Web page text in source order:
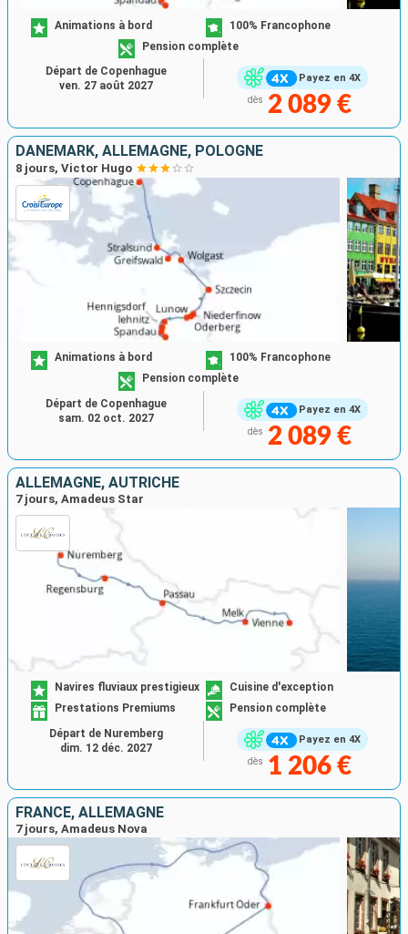
Payez en 4X
Animations à bord
100% Francophone
Pension complète
dès 2 089 €
Départ de Copenhague
ven. 27 août 2027
DANEMARK, ALLEMAGNE, POLOGNE
8 jours, Victor Hugo
Payez en 4X
Animations à bord
100% Francophone
Pension complète
dès 2 089 €
Départ de Copenhague
sam. 02 oct. 2027
ALLEMAGNE, AUTRICHE
7 jours, Amadeus Star
Payez en 4X
Navires fluviaux prestigieux
Cuisine d'exception
Prestations Premiums
Pension complète
dès 1 206 €
Départ de Nuremberg
dim. 12 déc. 2027
FRANCE, ALLEMAGNE
7 jours, Amadeus Nova